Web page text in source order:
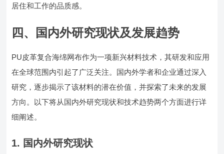
居住和工作的品质感。
四、国内外研究现状及发展趋势
PU皮革复合海绵网布作为一项新兴材料技术，其研发和应用
在全球范围内引起了广泛关注。国内外学者和企业通过深入
研究，逐步揭示了该材料的潜在价值，并探索了未来的发展
方向。以下将从国内外研究现状和技术趋势两个方面进行详
细阐述。
1. 国内外研究现状